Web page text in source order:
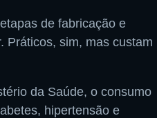
de fabricação e
Práticos, sim, mas custam
da Saúde, o consumo
hipertensão e